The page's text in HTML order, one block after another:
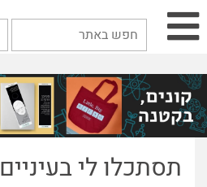
תסתכלו לי בעיניים